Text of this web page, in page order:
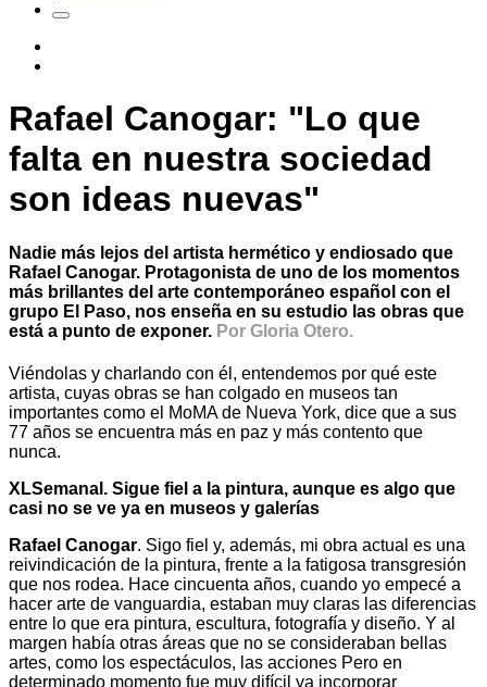
Rafael Canogar: "Lo que
falta en nuestra sociedad
son ideas nuevas"
Nadie más lejos del artista hermético y endiosado que
Rafael Canogar. Protagonista de uno de los momentos
más brillantes del arte contemporáneo español con el
grupo El Paso, nos enseña en su estudio las obras que
está a punto de exponer. Por Gloria Otero.
Viéndolas y charlando con él, entendemos por qué este
artista, cuyas obras se han colgado en museos tan
importantes como el MoMA de Nueva York, dice que a sus
77 años se encuentra más en paz y más contento que
nunca.
XLSemanal. Sigue fiel a la pintura, aunque es algo que
casi no se ve ya en museos y galerías
Rafael Canogar. Sigo fiel y, además, mi obra actual es una
reivindicación de la pintura, frente a la fatigosa transgresión
que nos rodea. Hace cincuenta años, cuando yo empecé a
hacer arte de vanguardia, estaban muy claras las diferencias
entre lo que era pintura, escultura, fotografía y diseño. Y al
margen había otras áreas que no se consideraban bellas
artes, como los espectáculos, las acciones Pero en
determinado momento fue muy difícil ya incorporar